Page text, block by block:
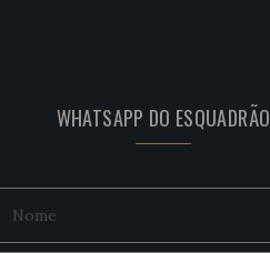
WHATSAPP DO ESQUADRÃO